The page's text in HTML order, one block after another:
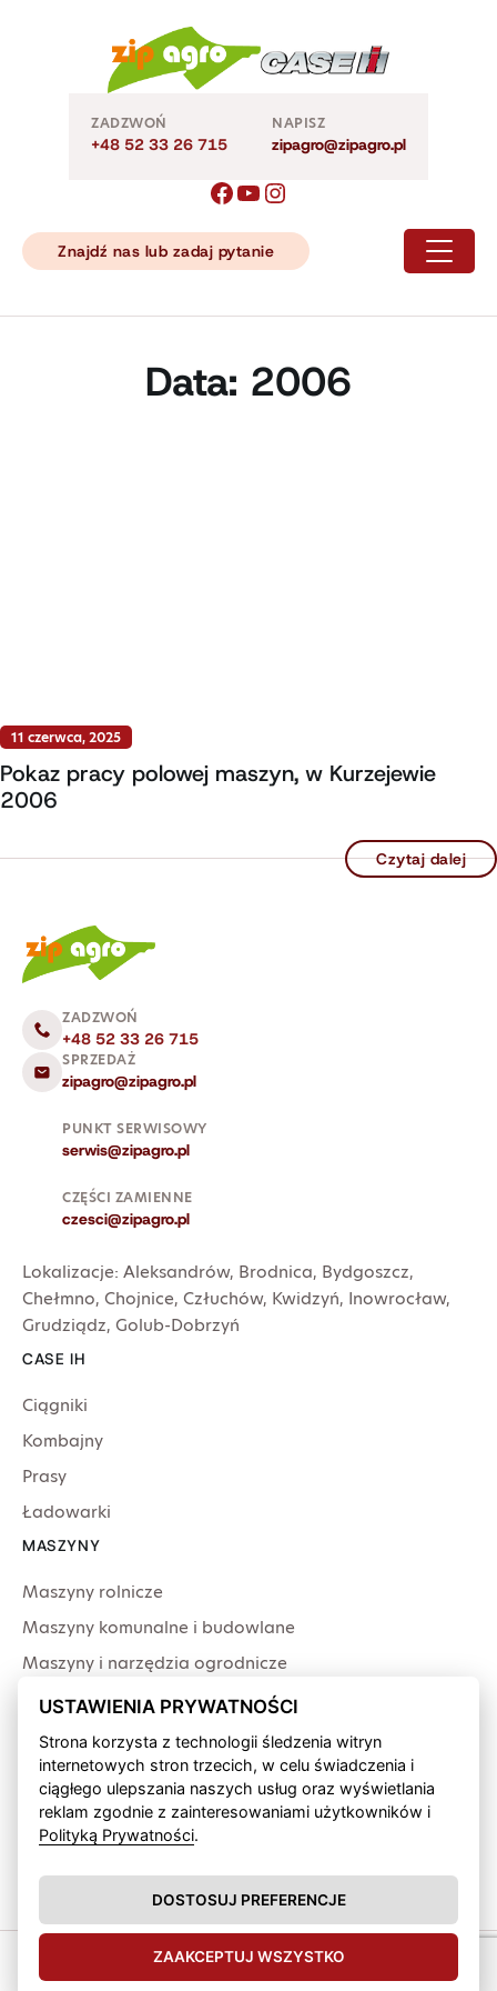
ZADZWOŃ
+48 52 33 26 715
NAPISZ
zipagro@zipagro.pl
Znajdź nas lub zadaj pytanie
Data: 2006
11 czerwca, 2025
Pokaz pracy polowej maszyn, w Kurzejewie
2006
Czytaj dalej
ZADZWOŃ
+48 52 33 26 715
SPRZEDAŻ
zipagro@zipagro.pl
PUNKT SERWISOWY
serwis@zipagro.pl
CZĘŚCI ZAMIENNE
czesci@zipagro.pl
Lokalizacje: Aleksandrów, Brodnica, Bydgoszcz,
Chełmno, Chojnice, Człuchów, Kwidzyń, Inowrocław,
Grudziądz, Golub-Dobrzyń
CASE IH
Ciągniki
Kombajny
Prasy
Ładowarki
MASZYNY
Maszyny rolnicze
Maszyny komunalne i budowlane
Maszyny i narzędzia ogrodnicze
Producenci
USŁUGI
Serwis
Produkcja przewodów
Finansowanie fabryczne
Wypożyczalnia sprzętu
Polityka
Design &
USTAWIENIA PRYWATNOŚCI
Strona korzysta z technologii śledzenia witryn
internetowych stron trzecich, w celu świadczenia i
ciągłego ulepszania naszych usług oraz wyświetlania
reklam zgodnie z zainteresowaniami użytkowników i
Polityką Prywatności.
DOSTOSUJ PREFERENCJE
ZAAKCEPTUJ WSZYSTKO